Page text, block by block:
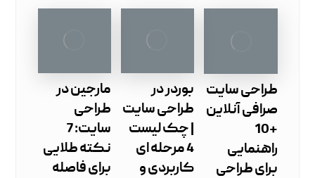
طراحی سایت
صرافی آنلاین
+10
راهنمایی
برای طراحی
بوردر در
طراحی سایت
| چک ‌لیست
4 مرحله ‌ای
کاربردی و
مارجین در
طراحی
سایت: 7
نکته طلایی
برای فاصله